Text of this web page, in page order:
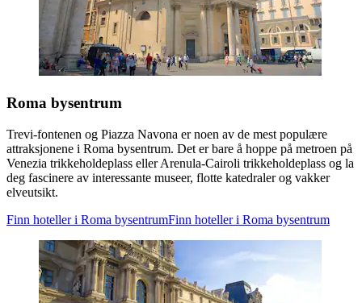
Roma bysentrum
Trevi-fontenen og Piazza Navona er noen av de mest populære
attraksjonene i Roma bysentrum. Det er bare å hoppe på metroen på
Venezia trikkeholdeplass eller Arenula-Cairoli trikkeholdeplass og la
deg fascinere av interessante museer, flotte katedraler og vakker
elveutsikt.
Finn hoteller i Roma bysentrumFinn hoteller i Roma bysentrum